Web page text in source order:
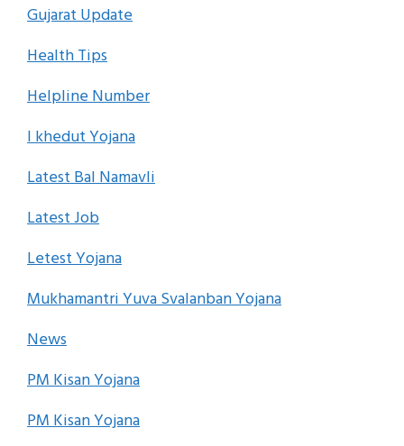
Gujarat Update
Health Tips
Helpline Number
I khedut Yojana
Latest Bal Namavli
Latest Job
Letest Yojana
Mukhamantri Yuva Svalanban Yojana
News
PM Kisan Yojana
PM Kisan Yojana